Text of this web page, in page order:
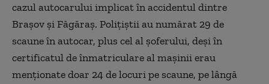
cazul autocarului implicat în accidentul dintre
Brașov și Făgăraș. Poliţiştii au numărat 29 de
scaune în autocar, plus cel al şoferului, deşi în
certificatul de înmatriculare al maşinii erau
menţionate doar 24 de locuri pe scaune, pe lângă